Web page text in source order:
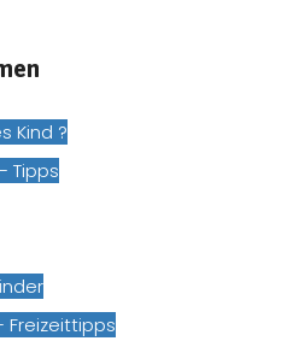
Kind ?
Tipps
Freizeittipps